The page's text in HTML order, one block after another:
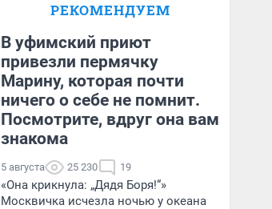
РЕКОМЕНДУЕМ
В уфимский приют
привезли пермячку
Марину, которая почти
ничего о себе не помнит.
Посмотрите, вдруг она вам
знакома
5 августа 25 230 19
«Она крикнула: „Дядя Боря!“»
Москвичка исчезла ночью у океана